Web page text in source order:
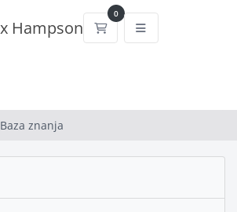
0
Košarica
Baza znanja